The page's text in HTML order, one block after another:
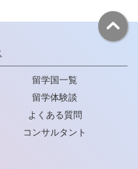
留学国一覧
留学体験談
よくある質問
コンサルタント